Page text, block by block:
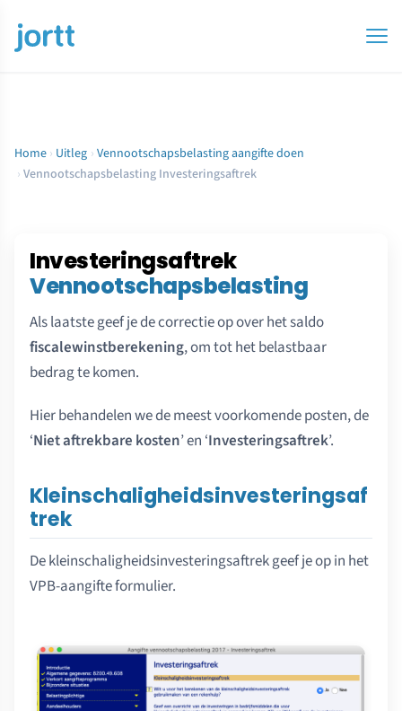
Home › Uitleg › Vennootschapsbelasting aangifte doen
› Vennootschapsbelasting Investeringsaftrek
Investeringsaftrek
Vennootschapsbelasting
Als laatste geef je de correctie op over het saldo
fiscalewinstberekening, om tot het belastbaar
bedrag te komen.
Hier behandelen we de meest voorkomende posten, de
‘Niet aftrekbare kosten’ en ‘Investeringsaftrek’.
Kleinschaligheidsinvesteringsaf
trek
De kleinschaligheidsinvesteringsaftrek geef je op in het
VPB-aangifte formulier.